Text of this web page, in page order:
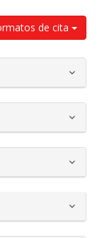
de cita